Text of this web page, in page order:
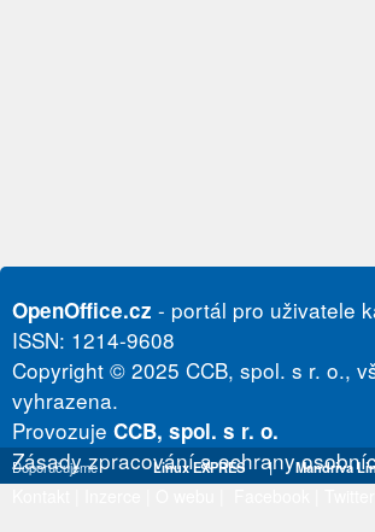
OpenOffice.cz - portál pro uživatele
ISSN: 1214-9608
Copyright © 2025 CCB, spol. s r. o.,
vyhrazena.
Provozuje CCB, spol. s r. o.
Zásady zpracování a ochrany
Doporučujeme Linux EXPRES | Mandriva